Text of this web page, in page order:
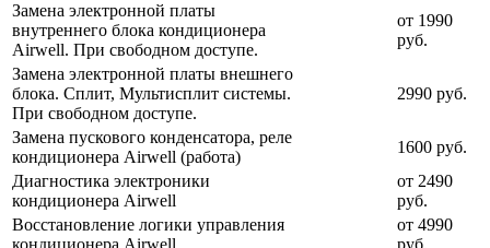
Замена электронной платы
внутреннего блока кондиционера
Airwell. При свободном доступе.
от 1990
руб.
Замена электронной платы внешнего
блока. Сплит, Мультисплит системы.
При свободном доступе.
2990 руб.
Замена пускового конденсатора, реле
кондиционера Airwell (работа)
1600 руб.
Диагностика электроники
кондиционера Airwell
от 2490
руб.
Восстановление логики управления
от 4990